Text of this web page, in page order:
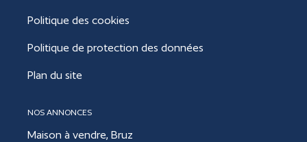
Politique des cookies
Politique de protection des données
Plan du site
NOS ANNONCES
Maison à vendre, Bruz